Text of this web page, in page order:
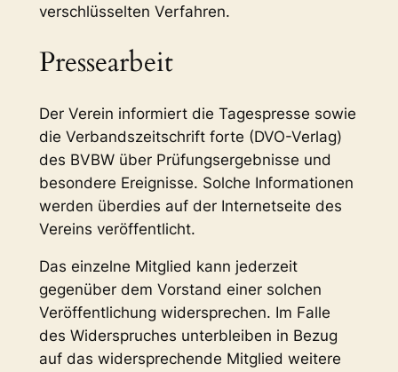
verschlüsselten Verfahren.
Pressearbeit
Der Verein informiert die Tagespresse sowie
die Verbandszeitschrift forte (DVO-Verlag)
des BVBW über Prüfungsergebnisse und
besondere Ereignisse. Solche Informationen
werden überdies auf der Internetseite des
Vereins veröffentlicht.
Das einzelne Mitglied kann jederzeit
gegenüber dem Vorstand einer solchen
Veröffentlichung widersprechen. Im Falle
des Widerspruches unterbleiben in Bezug
auf das widersprechende Mitglied weitere